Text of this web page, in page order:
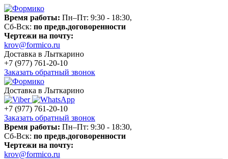
Время работы: Пн–Пт: 9:30 - 18:30,
Сб-Вск: по предв.договоренности
Чертежи на почту:
krov@formico.ru
Доставка в Лыткарино
+7 (977) 761-20-10
Заказать обратный звонок
Доставка в Лыткарино
+7 (977) 761-20-10
Заказать обратный звонок
Время работы: Пн–Пт: 9:30 - 18:30,
Сб-Вск: по предв.договоренности
Чертежи на почту:
krov@formico.ru